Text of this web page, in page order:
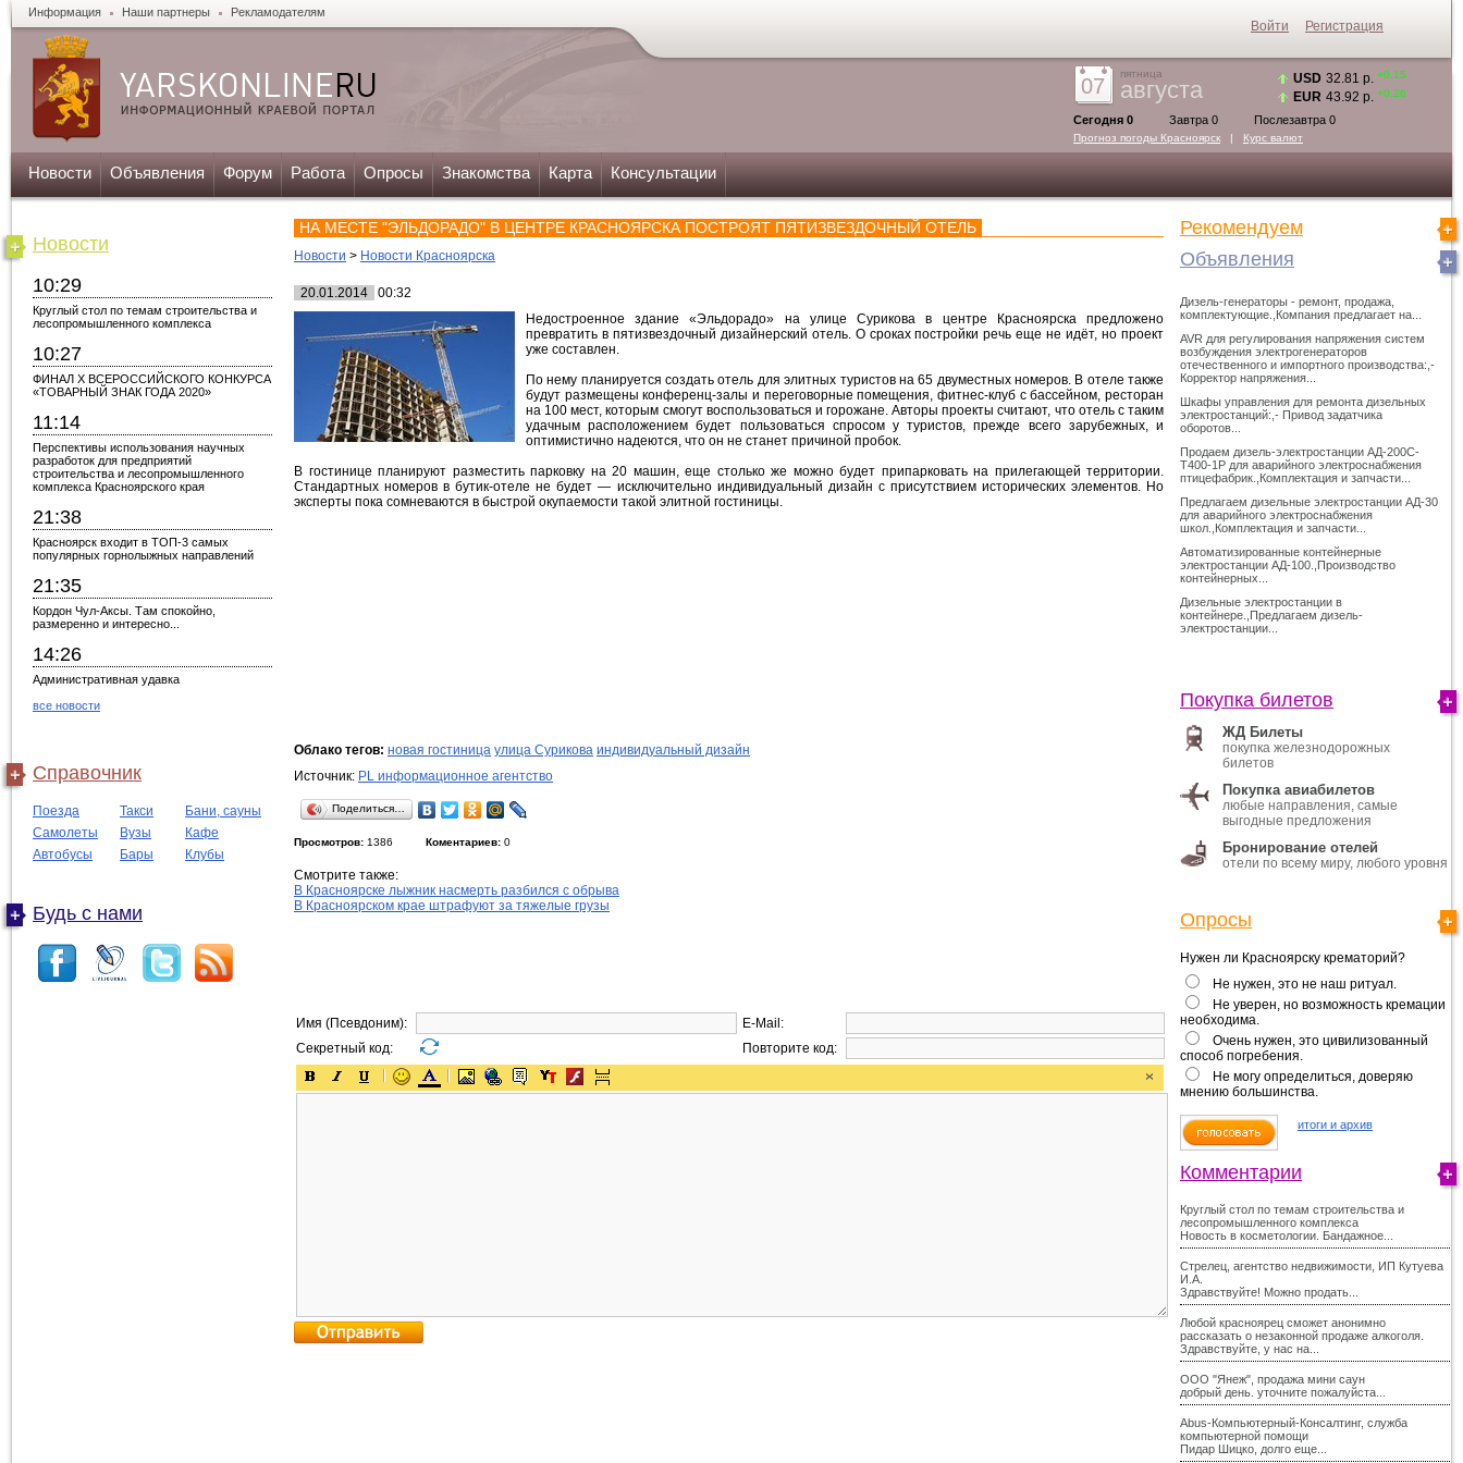
Информация Наши партнеры Рекламодателям
07
пятница
августа
Сегодня 0 Завтра 0 Послезавтра 0
Прогноз погоды Красноярск | Курс валют
USD 32.81 р. +0.15
EUR 43.92 р. +0.26
Новости Объявления Форум Работа Опросы Знакомства Карта Консультации
Новости
10:29
Круглый стол по темам строительства и
лесопромышленного комплекса
10:27
ФИНАЛ X ВСЕРОССИЙСКОГО КОНКУРСА
«ТОВАРНЫЙ ЗНАК ГОДА 2020»
11:14
Перспективы использования научных
разработок для предприятий
строительства и лесопромышленного
комплекса Красноярского края
21:38
Красноярск входит в ТОП-3 самых
популярных горнолыжных направлений
21:35
Кордон Чул-Аксы. Там спокойно,
размеренно и интересно...
14:26
Административная удавка
все новости
Справочник
Поезда Такси
Бани, сауны
Самолеты
Вузы
Кафе
Автобусы
Бары Клубы
Будь с нами
НА МЕСТЕ "ЭЛЬДОРАДО" В ЦЕНТРЕ КРАСНОЯРСКА ПОСТРОЯТ ПЯТИЗВЕЗДОЧНЫЙ ОТЕЛЬ
Новости > Новости Красноярска
20.01.2014
00:32
Недостроенное здание «Эльдорадо» на улице Сурикова в центре Красноярска предложено
превратить в пятизвездочный дизайнерский отель. О сроках постройки речь еще не идёт, но проект
уже составлен.
По нему планируется создать отель для элитных туристов на 65 двуместных номеров. В отеле также
будут размещены конференц-залы и переговорные помещения, фитнес-клуб с бассейном, ресторан
на 100 мест, которым смогут воспользоваться и горожане. Авторы проекты считают, что отель с таким
удачным расположением будет пользоваться спросом у туристов, прежде всего зарубежных, и
оптимистично надеются, что он не станет причиной пробок.
В гостинице планируют разместить парковку на 20 машин, еще столько же можно будет припарковать на прилегающей территории.
Стандартных номеров в бутик-отеле не будет — исключительно индивидуальный дизайн с присутствием исторических элементов. Но
эксперты пока сомневаются в быстрой окупаемости такой элитной гостиницы.
Облако тегов: новая гостиница улица Сурикова индивидуальный дизайн
Источник: PL информационное агентство
Поделиться…
Просмотров: 1386 Коментариев: 0
Смотрите также:
В Красноярске лыжник насмерть разбился с обрыва
В Красноярском крае штрафуют за тяжелые грузы
Имя (Псевдоним):
E-Mail:
Секретный код:
Повторите код:
Рекомендуем
Объявления
Дизель-генераторы - ремонт, продажа,
комплектующие.,Компания предлагает на...
AVR для регулирования напряжения систем
возбуждения электрогенераторов
отечественного и импортного производства:,-
Корректор напряжения...
Шкафы управления для ремонта дизельных
электростанций:,- Привод задатчика
оборотов...
Продаем дизель-электростанции АД-200С-
Т400-1Р для аварийного электроснабжения
птицефабрик.,Комплектация и запчасти...
Предлагаем дизельные электростанции АД-30
для аварийного электроснабжения
школ.,Комплектация и запчасти...
Автоматизированные контейнерные
электростанции АД-100.,Производство
контейнерных...
Дизельные электростанции в
контейнере.,Предлагаем дизель-
электростанции...
Покупка билетов
ЖД Билеты
покупка железнодорожных
билетов
Покупка авиабилетов
любые направления, самые
выгодные предложения
Бронирование отелей
отели по всему миру, любого уровня
Опросы
Нужен ли Красноярску крематорий?
Не нужен, это не наш ритуал.
Не уверен, но возможность кремации
необходима.
Очень нужен, это цивилизованный
способ погребения.
Не могу определиться, доверяю
мнению большинства.
итоги и архив
Комментарии
Круглый стол по темам строительства и
лесопромышленного комплекса
Новость в косметологии. Бандажное...
Стрелец, агентство недвижимости, ИП Кутуева
И.А.
Здравствуйте! Можно продать...
Любой красноярец сможет анонимно
рассказать о незаконной продаже алкоголя.
Здравствуйте, у нас на...
ООО "Янеж", продажа мини саун
добрый день. уточните пожалуйста...
Abus-Компьютерный-Консалтинг, служба
компьютерной помощи
Пидар Шицко, долго еще...
Войти Регистрация